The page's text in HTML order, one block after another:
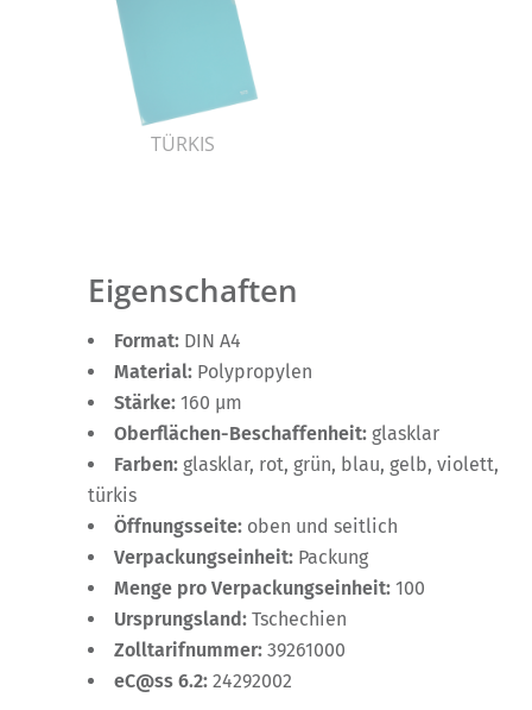
TÜRKIS
Eigenschaften
Format: DIN A4
Material: Polypropylen
Stärke: 160 µm
Oberflächen-Beschaffenheit: glasklar
Farben: glasklar, rot, grün, blau, gelb, violett,
türkis
Öffnungsseite: oben und seitlich
Verpackungseinheit: Packung
Menge pro Verpackungseinheit: 100
Ursprungsland: Tschechien
Zolltarifnummer: 39261000
eC@ss 6.2: 24292002